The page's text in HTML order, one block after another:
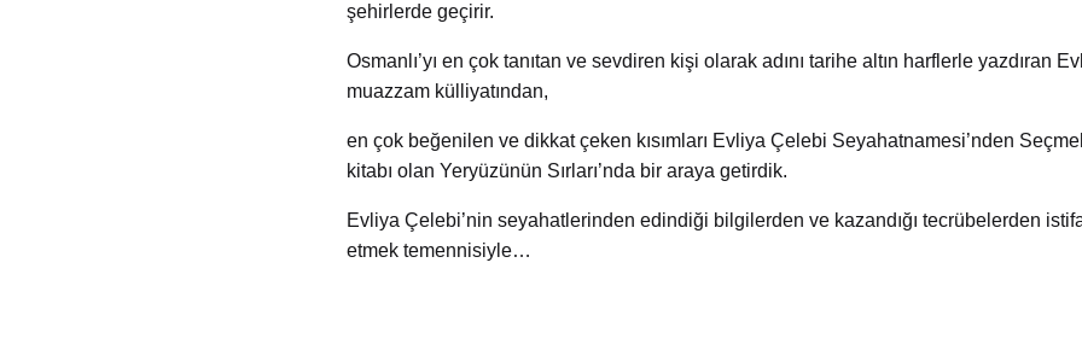
şehirlerde geçirir.
Osmanlı’yı en çok tanıtan ve sevdiren kişi olarak adını tarihe altın harflerle yazdıran
muazzam külliyatından,
en çok beğenilen ve dikkat çeken kısımları Evliya Çelebi Seyahatnamesi’nden
kitabı olan Yeryüzünün Sırları’nda bir araya getirdik.
Evliya Çelebi’nin seyahatlerinden edindiği bilgilerden ve kazandığı tecrübelerden
etmek temennisiyle…